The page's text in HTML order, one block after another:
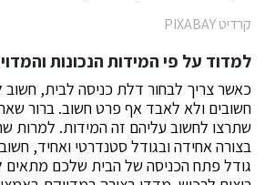
קרדיט PIXABAY
למדוד על פי המידות הנכונות
כאשר צריך לבחור דלת כניסה לבית,
חשובים ולא לאבד אף פרט חשוב. ברור
שתרצו לחשוב עליהם זה המידות. למרות
בצורה אחידה ובגודל סטנדרטי ואחיד,
גודל פתח הכניסה של הבית שלכם